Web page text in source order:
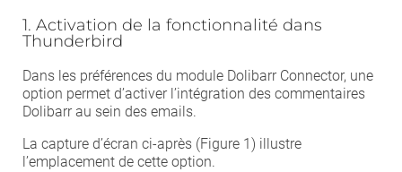
1. Activation de la fonctionnalité dans
Thunderbird
Dans les préférences du module Dolibarr Connector, une
option permet d’activer l’intégration des commentaires
Dolibarr au sein des emails.
La capture d’écran ci-après (Figure 1) illustre
l’emplacement de cette option.